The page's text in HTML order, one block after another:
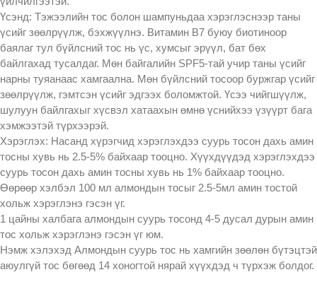
Үсэнд: Тэжээлийн тос болон шампуньдаа хэрэглэснээр таны
үсийг зөөлрүүлж, бэхжүүлнэ. Витамин В7 буюу биотиноор
баялаг тул бүйлсний тос нь үс, хумсыг эрүүл, бат бөх
байлгахад тусалдаг. Мөн байгалийн SPF5-тай учир таны үсийг
нарны туяанаас хамгаална. Мөн бүйлсний тосоор буржгар үсийг
зөөлрүүлж, гэмтсэн үсийг эдгээх боломжтой. Үсээ чийгшүүлж,
шулуун байлгахыг хүсвэл хатаахын өмнө үснийхээ үзүүрт бага
хэмжээтэй түрхээрэй.
Хэрэглэх: Насанд хүрэгчид хэрэглэхдээ суурь тосон дахь амин
тосны хувь нь 2.5-5% байхаар тооцно. Хүүхдүүдэд хэрэглэхдээ
суурь тосон дахь амин тосны хувь нь 1% байхаар тооцно.
Өөрөөр хэлбэл 100 мл алмондын тосыг 2.5-5мл амин тостой
хольж хэрэглэнэ гэсэн үг.
1 цайны халбага алмондын суурь тосонд 4-5 дусал дурын амин
тос хольж хэрэглэнэ гэсэн үг юм.
Нэмж хэлэхэд Алмондын суурь тос нь хамгийн зөөлөн бүтэцтэй
аюулгүй тос бөгөөд 14 хоногтой нярай хүүхдэд ч түрхэж болдог.